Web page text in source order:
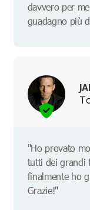
davvero per
guadagno più
"Ho provato
tutti dei grandi
finalmente ho
Grazie!"